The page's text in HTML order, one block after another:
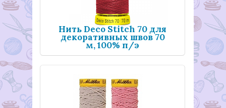
Нить Deco Stitch 70 для
декоративных швов 70
м, 100% п/э
Гутерманн 5